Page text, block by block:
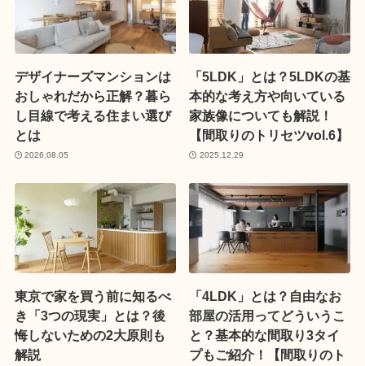
デザイナーズマンションは
おしゃれだから正解？暮ら
し目線で考える住まい選び
とは
2026.08.05
「5LDK」とは？5LDKの基
本的な考え方や向いている
家族像についても解説！
【間取りのトリセツvol.6】
2025.12.29
東京で家を買う前に知るべ
き「3つの現実」とは？後
悔しないための2大原則も
解説
「4LDK」とは？自由なお
部屋の活用ってどういうこ
と？基本的な間取り3タイ
プもご紹介！【間取りのト